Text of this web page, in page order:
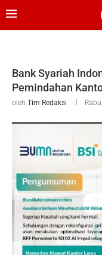
Bank Syariah
Pemindahan
oleh Tim Redaksi